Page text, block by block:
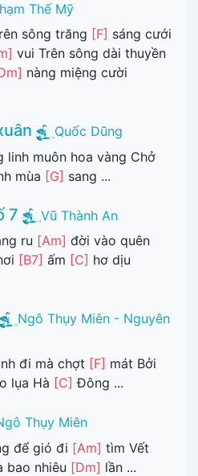
Thế Mỹ
sông trăng [F] sáng cưới
vui Trên sông dài thuyền
nàng miệng cười
Quốc Dũng
linh muôn hoa vàng Chở
mùa [G] sang ...
7
Vũ Thành An
ru [Am] đời vào quên
[B7] ấm [C] hơ dịu
Ngô Thụy Miên - Nguyên
đi mà chợt [F] mát Bởi
lụa Hà [C] Đông ...
Thụy Miên
để gió đi [Am] tìm Vết
bao nhiêu [Dm] lần ...